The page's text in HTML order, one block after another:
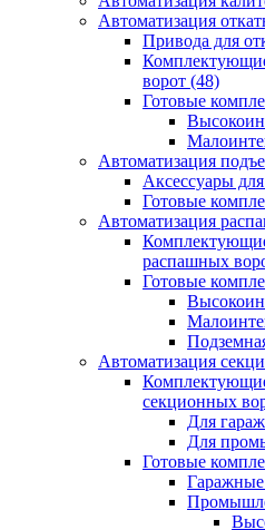
Автоматизация
Привода для
ворот (48)
Готовые
Автоматизация
Аксессуары
Готовые
Автоматизация
распашных
Готовые
Автоматизация
секционных
Для
Для
Готовые
Гаражные